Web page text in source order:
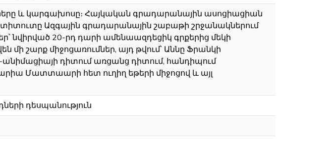
և կարգախոսը։ Հայկական գրադարանային ասոցիացիան
Ազգային գրադարանային շաբաթի շրջանակներում
նվիրված 20-րդ դարի ամենաազդեցիկ գրքերից մեկի
մի շարք միջոցառումներ, այդ թվում՝ Աննը Ֆրանկի
անիմացիայի դիտում առցանց դիտում, հանդիպում
Մատտաարի հետ ուղիղ եթերի միջոցով և այլ
դեսպանություն